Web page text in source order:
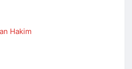
Hakim